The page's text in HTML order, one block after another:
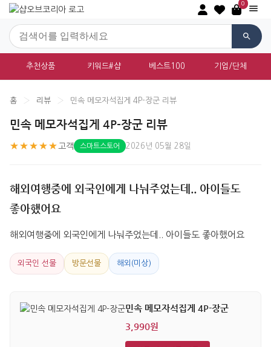
0
추천상품 키워드#샵 베스트100 기업/단체
홈 › 리뷰 › 민속 메모자석집게 4P-장군 리뷰
민속 메모자석집게 4P-장군 리뷰
★★★★★ 고객 스마트스토어 2026년 05월 28일
해외여행중에 외국인에게 나눠주었는데.. 아이들도
좋아했어요
해외여행중에 외국인에게 나눠주었는데.. 아이들도 좋아했어요
외국인 선물 방문선물 해외(미상)
민속 메모자석집게 4P-장군
3,990원